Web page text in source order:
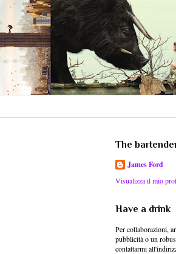
The
James Ford
Visualizza il mio
Have a drink
Per collaborazioni,
pubblicità o un
contattarmi